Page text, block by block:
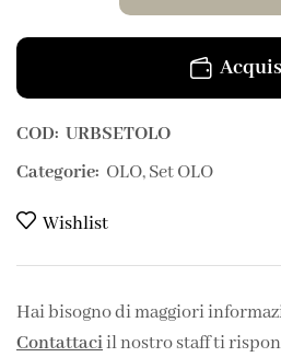
COD: URBSETOLO
Categorie: OLO,Set OLO
Wishlist
Hai bisogno di maggiori
Contattaciil nostro staff ti